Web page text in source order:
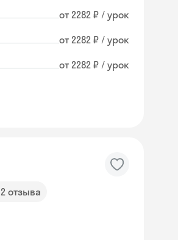
от 2282 ₽ / урок
от 2282 ₽ / урок
от 2282 ₽ / урок
2 отзыва